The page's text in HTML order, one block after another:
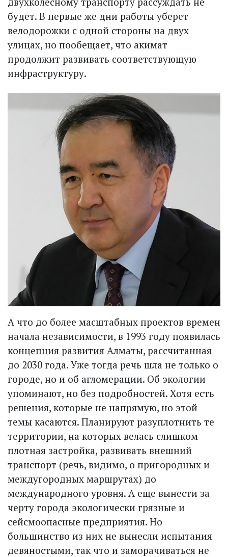
будет. В первые же дни работы уберет
велодорожки с одной стороны на двух
улицах, но пообещает, что акимат
продолжит развивать соответствующую
инфраструктуру.
А что до более масштабных проектов времен
начала независимости, в 1993 году появилась
концепция развития Алматы, рассчитанная
до 2030 года. Уже тогда речь шла не только о
городе, но и об агломерации. Об экологии
упоминают, но без подробностей. Хотя есть
решения, которые не напрямую, но этой
темы касаются. Планируют разуплотнить те
территории, на которых велась слишком
плотная застройка, развивать внешний
транспорт (речь, видимо, о пригородных и
междугородных маршрутах) до
международного уровня. А еще вынести за
черту города экологически грязные и
сейсмоопасные предприятия. Но
большинство из них не вынесли испытания
девяностыми, так что и заморачиваться не